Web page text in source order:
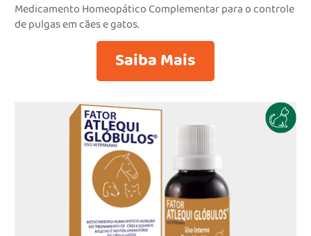
Medicamento Homeopático Complementar para o controle
de pulgas em cães e gatos.
Saiba Mais